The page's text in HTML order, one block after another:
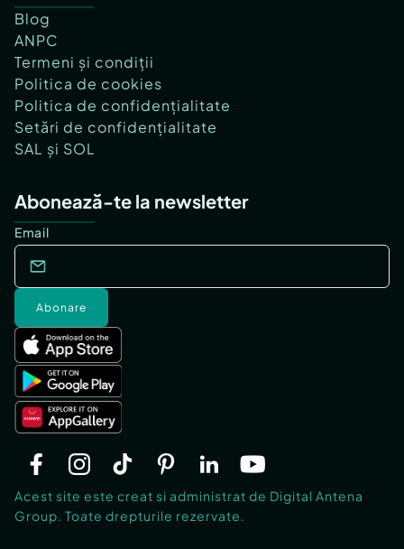
Blog
ANPC
Termeni și condiții
Politica de cookies
Politica de confidențialitate
Setări de confidențialitate
SAL și SOL
Abonează-te la newsletter
Email
Abonare
Acest site este creat si administrat de Digital Antena
Group. Toate drepturile rezervate.